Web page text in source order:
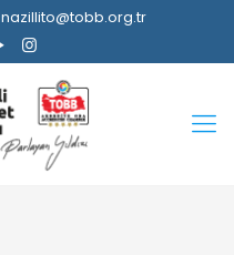
nazillito@tobb.org.tr